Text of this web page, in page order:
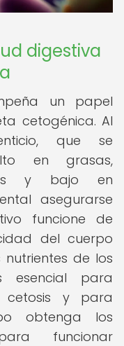
digestiva
un papel
cetogénica. Al
que se
en grasas,
y bajo en
asegurarse
funcione de
del cuerpo
de los
esencial para
y para
obtenga los
funcionar